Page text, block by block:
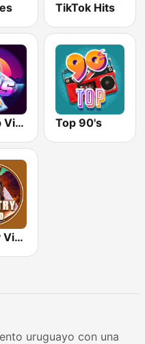
TikTok Hits
80s Pop Vibes Top 90's
Country Vibes
uruguayo con una